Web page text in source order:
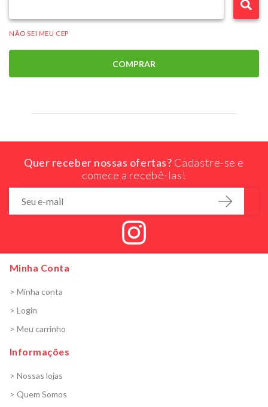
NÃO SEI MEU CEP
COMPRAR
Quer receber nossas ofertas? Cadastre-se e
comece a recebê-las!
Minha Conta
> Minha conta
> Login
> Meu carrinho
Informações
> Nossas lojas
> Quem Somos